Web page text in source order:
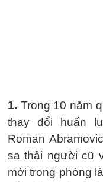
1. Trong 10 năm
thay đổi huấn
Roman
sa thải người cũ
mới trong phòng